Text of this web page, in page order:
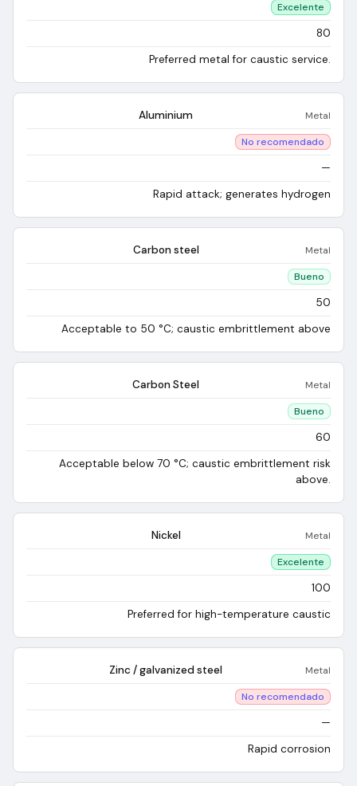
Excelente
80
Preferred metal for caustic service.
Aluminium Metal
No recomendado
—
Rapid attack; generates hydrogen
Carbon steel Metal
Bueno
50
Acceptable to 50 °C; caustic embrittlement above
Carbon Steel Metal
Bueno
60
Acceptable below 70 °C; caustic embrittlement risk
above.
Nickel Metal
Excelente
100
Preferred for high-temperature caustic
Zinc / galvanized steel Metal
No recomendado
—
Rapid corrosion